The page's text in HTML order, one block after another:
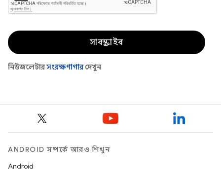
ANDROID সম্পর্কে আরও শিখুন
Android